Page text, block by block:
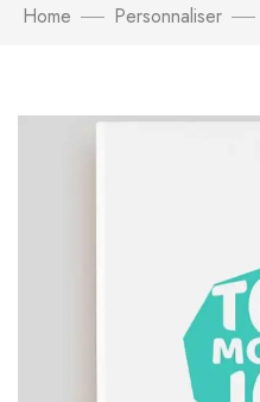
Home Personnaliser